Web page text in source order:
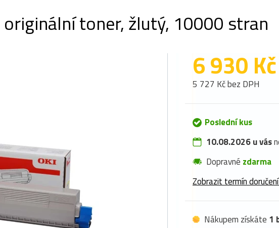
toner, žlutý, 10000 stran
6 930 Kč
5 727 Kč bez DPH
Poslední kus
10.08.2026 u vás
Dopravné zdarma
Zobrazit termín
Nákupem získáte 1